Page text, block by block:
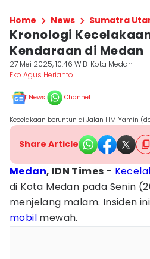
Home News Sumatra
Kronologi
Kendaraan di Medan
27 Mei 2025, 10:46 WIB Kota Medan
Eko Agus Herianto
News Channel
Kecelakaan beruntun di Jalan HM Yamin
Share Article
Medan, IDN Times -
di Kota Medan pada Senin
menjelang malam. Insiden
mobil mewah.